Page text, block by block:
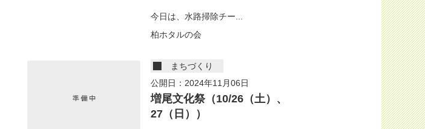
今日は、水路掃除チー...
柏ホタルの会
まちづくり
公開日：2024年11月06日
増尾文化祭（10/26（土）、
27（日））